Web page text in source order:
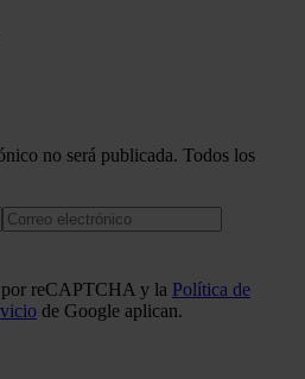
no será publicada. Todos los
por reCAPTCHA y la Política de
de Google aplican.